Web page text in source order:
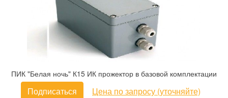
ПИК "Белая ночь" К15 ИК прожектор в базовой комплектации
Подписаться Цена по запросу (уточняйте)